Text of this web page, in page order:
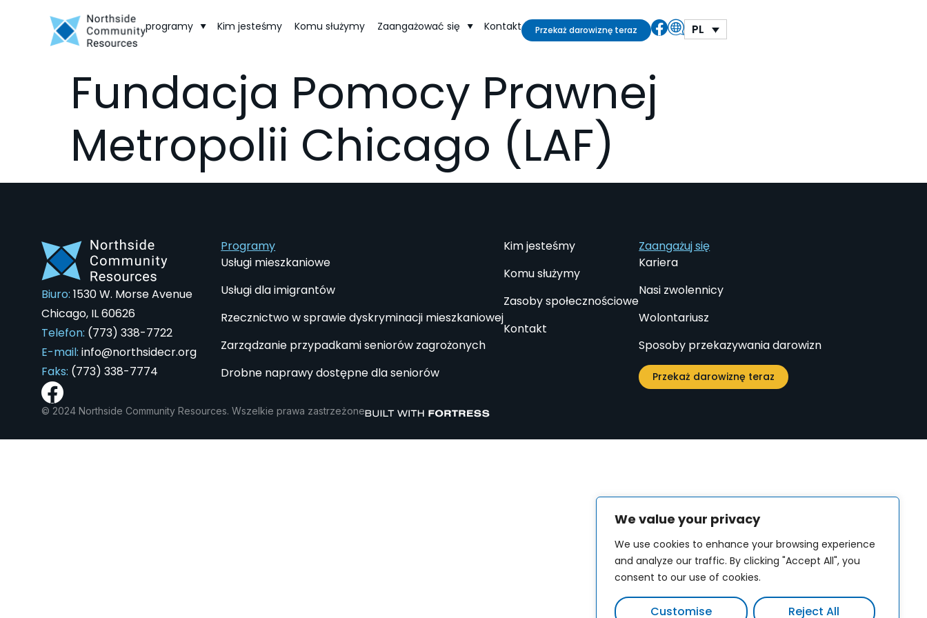
We value your privacy
We use cookies to enhance your browsing experience
and analyze our traffic. By clicking "Accept All", you
consent to our use of cookies.
Customise Reject All
programy Kim jesteśmy Komu służymy Zaangażować się Kontakt Przekaż darowiznę teraz PL
Fundacja Pomocy Prawnej
Metropolii Chicago (LAF)
Biuro: 1530 W. Morse Avenue
Chicago, IL 60626
Telefon: (773) 338-7722
E-mail: info@northsidecr.org
Faks: (773) 338-7774
Programy
Usługi mieszkaniowe
Usługi dla imigrantów
Rzecznictwo w sprawie dyskryminacji mieszkaniowej
Zarządzanie przypadkami seniorów zagrożonych
Drobne naprawy dostępne dla seniorów
Kim jesteśmy
Komu służymy
Zasoby społecznościowe
Kontakt
Zaangażuj się
Kariera
Nasi zwolennicy
Wolontariusz
Sposoby przekazywania darowizn
Przekaż darowiznę teraz
© 2024 Northside Community Resources. Wszelkie prawa zastrzeżone